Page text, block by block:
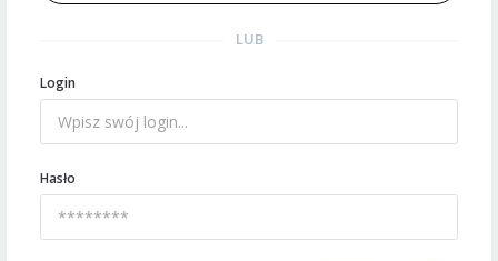
LUB
Login
Hasło